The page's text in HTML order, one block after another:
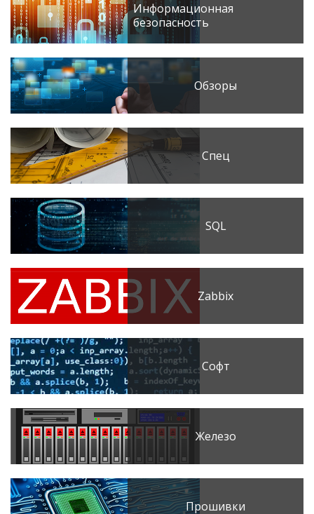
Информационная
безопасность
Обзоры
Спец
SQL
Zabbix
Софт
Железо
Прошивки